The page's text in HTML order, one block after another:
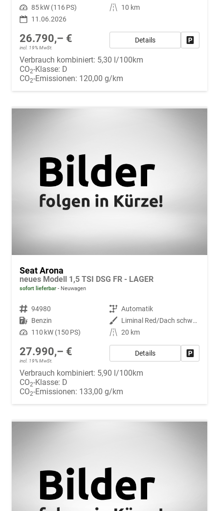
Leistung 85 kW (116 PS) Kilometerstand
10 km
11.06.2026
26.790,– €
incl. 19% MwSt.
Details
Verbrauch kombiniert: 5,30 l/100km
CO2-Klasse: D
CO2-Emissionen: 120,00 g/km
Seat Arona
neues Modell 1,5 TSI DSG FR - LAGER
sofort lieferbar Neuwagen
Fahrzeugnr. 94980 Getriebe Automatik
Kraftstoff Benzin Außenfarbe
Liminal Red/Dach schwarz Metallic (S60E)
Leistung 110 kW (150 PS) Kilometerstand 20 km
27.990,– €
incl. 19% MwSt.
Details
Verbrauch kombiniert: 5,90 l/100km
CO2-Klasse: D
CO2-Emissionen: 133,00 g/km